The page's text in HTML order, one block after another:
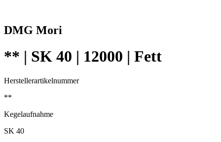
DMG Mori
** | SK 40 | 12000 | Fett
Herstellerartikelnummer
**
Kegelaufnahme
SK 40